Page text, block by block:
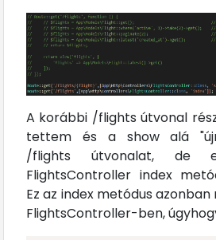
A korábbi /flights útvonal
tettem és a show alá
/flights útvonalat, de
FlightsController index
Ez az index metódus
FlightsController-ben,